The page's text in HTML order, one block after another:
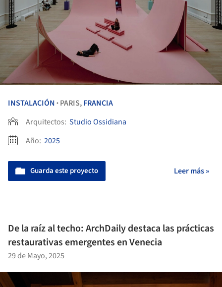
INSTALACIÓN • PARIS,FRANCIA
Arquitectos: Studio Ossidiana
Año: 2025
Guarda este proyecto Leer más »
De la raíz al techo: ArchDaily destaca las prácticas
restaurativas emergentes en Venecia
29 de Mayo, 2025